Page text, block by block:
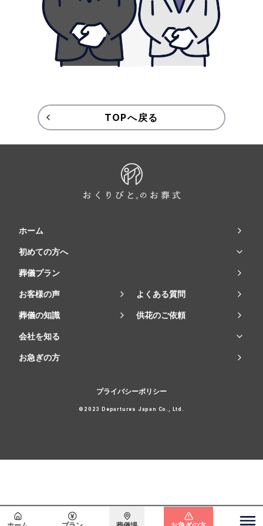
会員登録で 最大15万円割引
TOPへ戻る
ホーム
初めての方へ
葬儀プラン
お客様の声 よくある質問
葬儀の知識 供花のご依頼
会社を知る
お急ぎの方
プライバシーポリシー
©2023 Departures Japan Co., Ltd.